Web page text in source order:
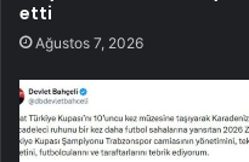
etti
Ağustos 7, 2026